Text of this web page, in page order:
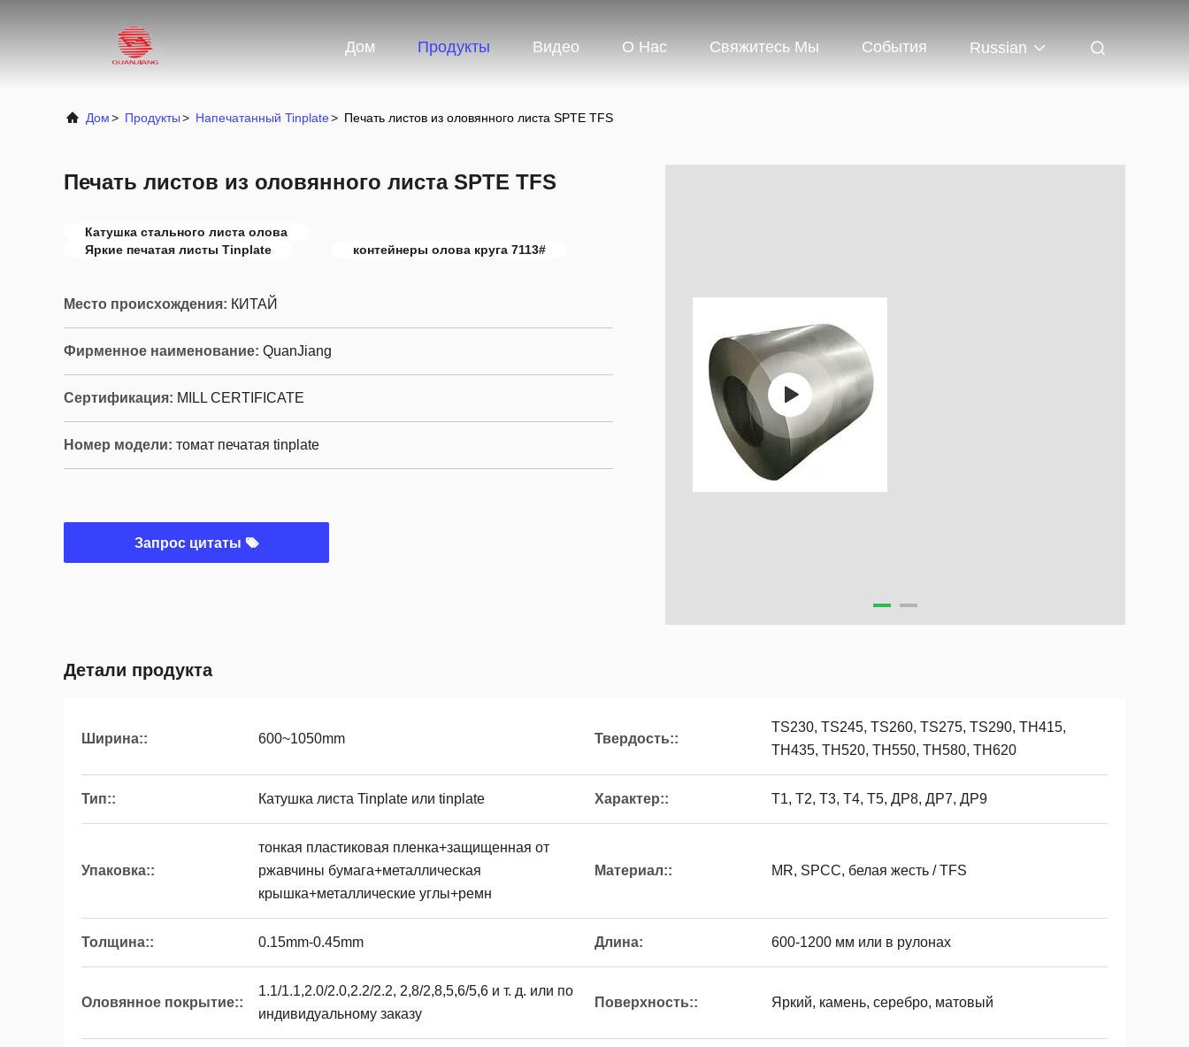
Дом Продукты Видео О Нас Свяжитесь Мы События Russian
Дом> Продукты> Напечатанный Tinplate> Печать листов из оловянного листа SPTE TFS
Печать листов из оловянного листа SPTE TFS
Катушка стального листа олова
Яркие печатая листы Tinplate
контейнеры олова круга 7113#
Место происхождения: КИТАЙ
Фирменное наименование: QuanJiang
Сертификация: MILL CERTIFICATE
Номер модели: томат печатая tinplate
Запрос цитаты
Детали продукта
Ширина:: 600~1050mm Твердость::
TS230, TS245, TS260, TS275, TS290, TH415,
TH435, TH520, TH550, TH580, TH620
Тип:: Катушка листа Tinplate или tinplate Характер:: Т1, Т2, Т3, Т4, Т5, ДР8, ДР7, ДР9
Упаковка::
тонкая пластиковая пленка+защищенная от
ржавчины бумага+металлическая
крышка+металлические углы+ремн
Материал:: MR, SPCC, белая жесть / TFS
Толщина:: 0.15mm-0.45mm Длина: 600-1200 мм или в рулонах
Оловянное покрытие::
1.1/1.1,2.0/2.0,2.2/2.2, 2,8/2,8,5,6/5,6 и т. д. или по
индивидуальному заказу
Поверхность:: Яркий, камень, серебро, матовый